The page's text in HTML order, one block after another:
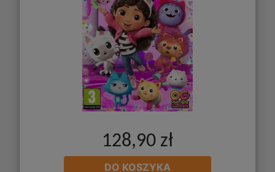
128,90 zł
DO KOSZYKA